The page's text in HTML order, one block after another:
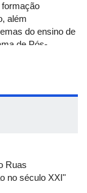
formação
além
do ensino de
de Pós-
das redes de
Ruas
no século XXI"